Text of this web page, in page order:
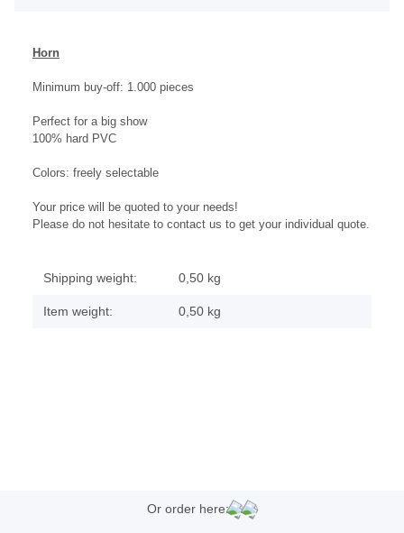
Horn
Minimum buy-off: 1.000 pieces
Perfect for a big show
100% hard PVC
Colors: freely selectable
Your price will be quoted to your needs!
Please do not hesitate to contact us to get your individual quote.
Shipping weight: 0,50 kg
Item weight: 0,50 kg
Or order here: